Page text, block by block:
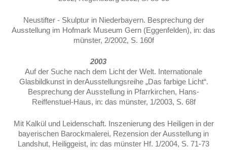
Neustifter - Skulptur in Niederbayern. Besprechung der
Ausstellung im Hofmark Museum Gern (Eggenfelden), in: das
münster, 2/2002, S. 160f
2003
Auf der Suche nach dem Licht der Welt. Internationale
Glasbildkunst in derAusstellungsreihe „Das farbige Licht“.
Besprechung der Ausstellung in Pfarrkirchen, Hans-
Reiffenstuel-Haus, in: das münster, 1/2003, S. 68f
Mit Kalkül und Leidenschaft. Inszenierung des Heiligen in der
bayerischen Barockmalerei, Rezension der Ausstellung in
Landshut, Heiliggeist, in: das münster Hf. 1/2004, S. 71-73